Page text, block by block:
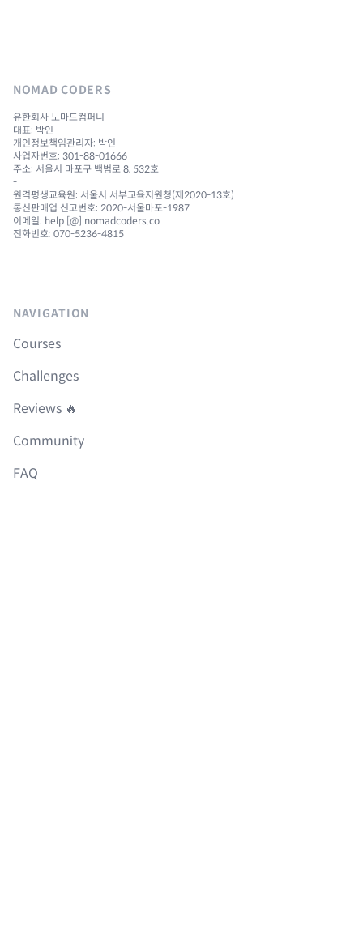
NOMAD CODERS
유한회사 노마드컴퍼니
대표: 박인
개인정보책임관리자: 박인
사업자번호: 301-88-01666
주소: 서울시 마포구 백범로 8, 532호
-
원격평생교육원: 서울시 서부교육지원청(제2020-13호)
통신판매업 신고번호: 2020-서울마포-1987
이메일: help [@] nomadcoders.co
전화번호: 070-5236-4815
NAVIGATION
Courses
Challenges
Reviews 🔥
Community
FAQ